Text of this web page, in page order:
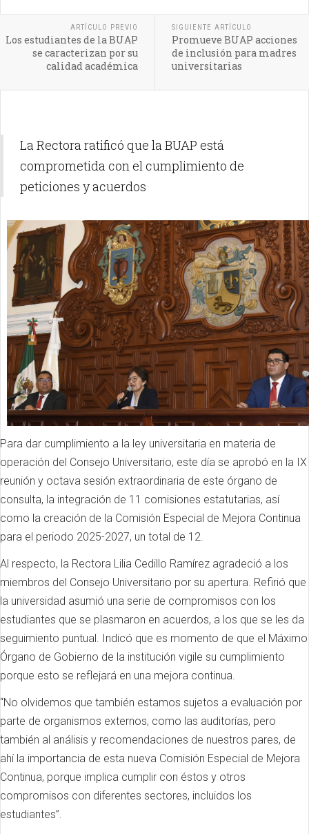
ARTÍCULO PREVIO
Los estudiantes de la BUAP
se caracterizan por su
calidad académica
SIGUIENTE ARTÍCULO
Promueve BUAP acciones
de inclusión para madres
universitarias
La Rectora ratificó que la BUAP está
comprometida con el cumplimiento de
peticiones y acuerdos
Para dar cumplimiento a la ley universitaria en materia de
operación del Consejo Universitario, este día se aprobó en la IX
reunión y octava sesión extraordinaria de este órgano de
consulta, la integración de 11 comisiones estatutarias, así
como la creación de la Comisión Especial de Mejora Continua
para el periodo 2025-2027, un total de 12.
Al respecto, la Rectora Lilia Cedillo Ramírez agradeció a los
miembros del Consejo Universitario por su apertura. Refirió que
la universidad asumió una serie de compromisos con los
estudiantes que se plasmaron en acuerdos, a los que se les da
seguimiento puntual. Indicó que es momento de que el Máximo
Órgano de Gobierno de la institución vigile su cumplimiento
porque esto se reflejará en una mejora continua.
“No olvidemos que también estamos sujetos a evaluación por
parte de organismos externos, como las auditorías, pero
también al análisis y recomendaciones de nuestros pares, de
ahí la importancia de esta nueva Comisión Especial de Mejora
Continua, porque implica cumplir con éstos y otros
compromisos con diferentes sectores, incluidos los
estudiantes”.